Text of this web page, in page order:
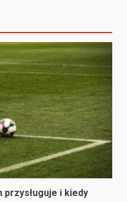
przysługuje i kiedy